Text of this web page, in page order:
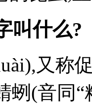
叫什么?
又称
蛚(音同